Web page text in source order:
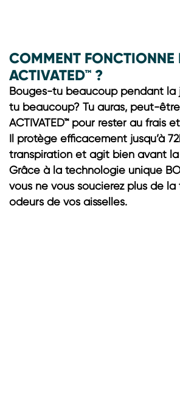
COMMENT FONCTIONNE
ACTIVATED™ ?
Bouges-tu beaucoup pendant la
tu beaucoup? Tu auras, peut-
ACTIVATED™ pour rester au frais
Il protège efficacement jusqu’à
transpiration et agit bien avant
Grâce à la technologie unique
vous ne vous soucierez plus de
odeurs de vos aisselles.